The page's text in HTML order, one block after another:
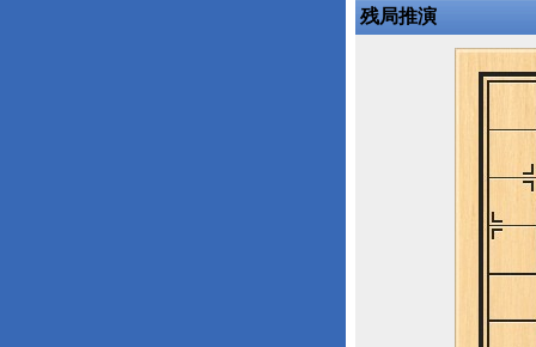
残局推演